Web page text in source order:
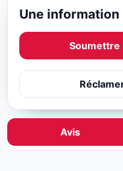
Une
Soumettre
Avis